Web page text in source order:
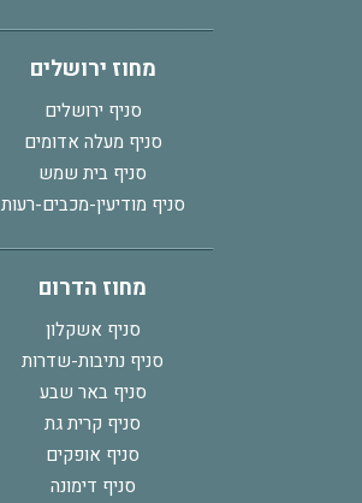
מחוז ירושלים
סניף ירושלים
סניף מעלה אדומים
סניף בית שמש
סניף מודיעין-מכבים-רעות
מחוז הדרום
סניף אשקלון
סניף נתיבות-שדרות
סניף באר שבע
סניף קרית גת
סניף אופקים
סניף דימונה